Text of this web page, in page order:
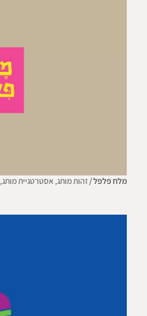
מלח פלפל /זהות מותג, אסטרטגיית מותג,